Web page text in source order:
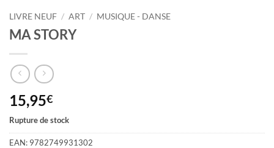
LIVRE NEUF / ART / MUSIQUE - DANSE
MA STORY
15,95€
Rupture de stock
EAN: 9782749931302